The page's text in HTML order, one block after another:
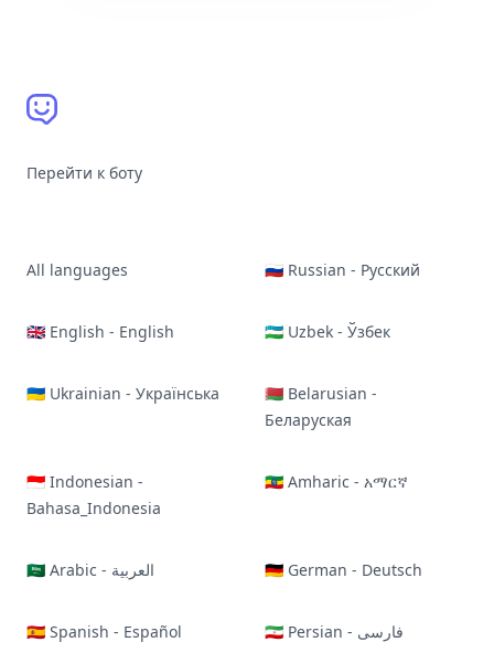
Перейти к боту
All languages 🇷🇺 Russian - Русский
🇬🇧 English - English 🇺🇿 Uzbek - Ўзбек
🇺🇦 Ukrainian - Українська
🇧🇾 Belarusian -
Беларуская
🇮🇩 Indonesian -
Bahasa_Indonesia
🇪🇹 Amharic - አማርኛ
🇸🇦 Arabic - العربية 🇩🇪 German - Deutsch
🇪🇸 Spanish - Español 🇮🇷 Persian - فارسی